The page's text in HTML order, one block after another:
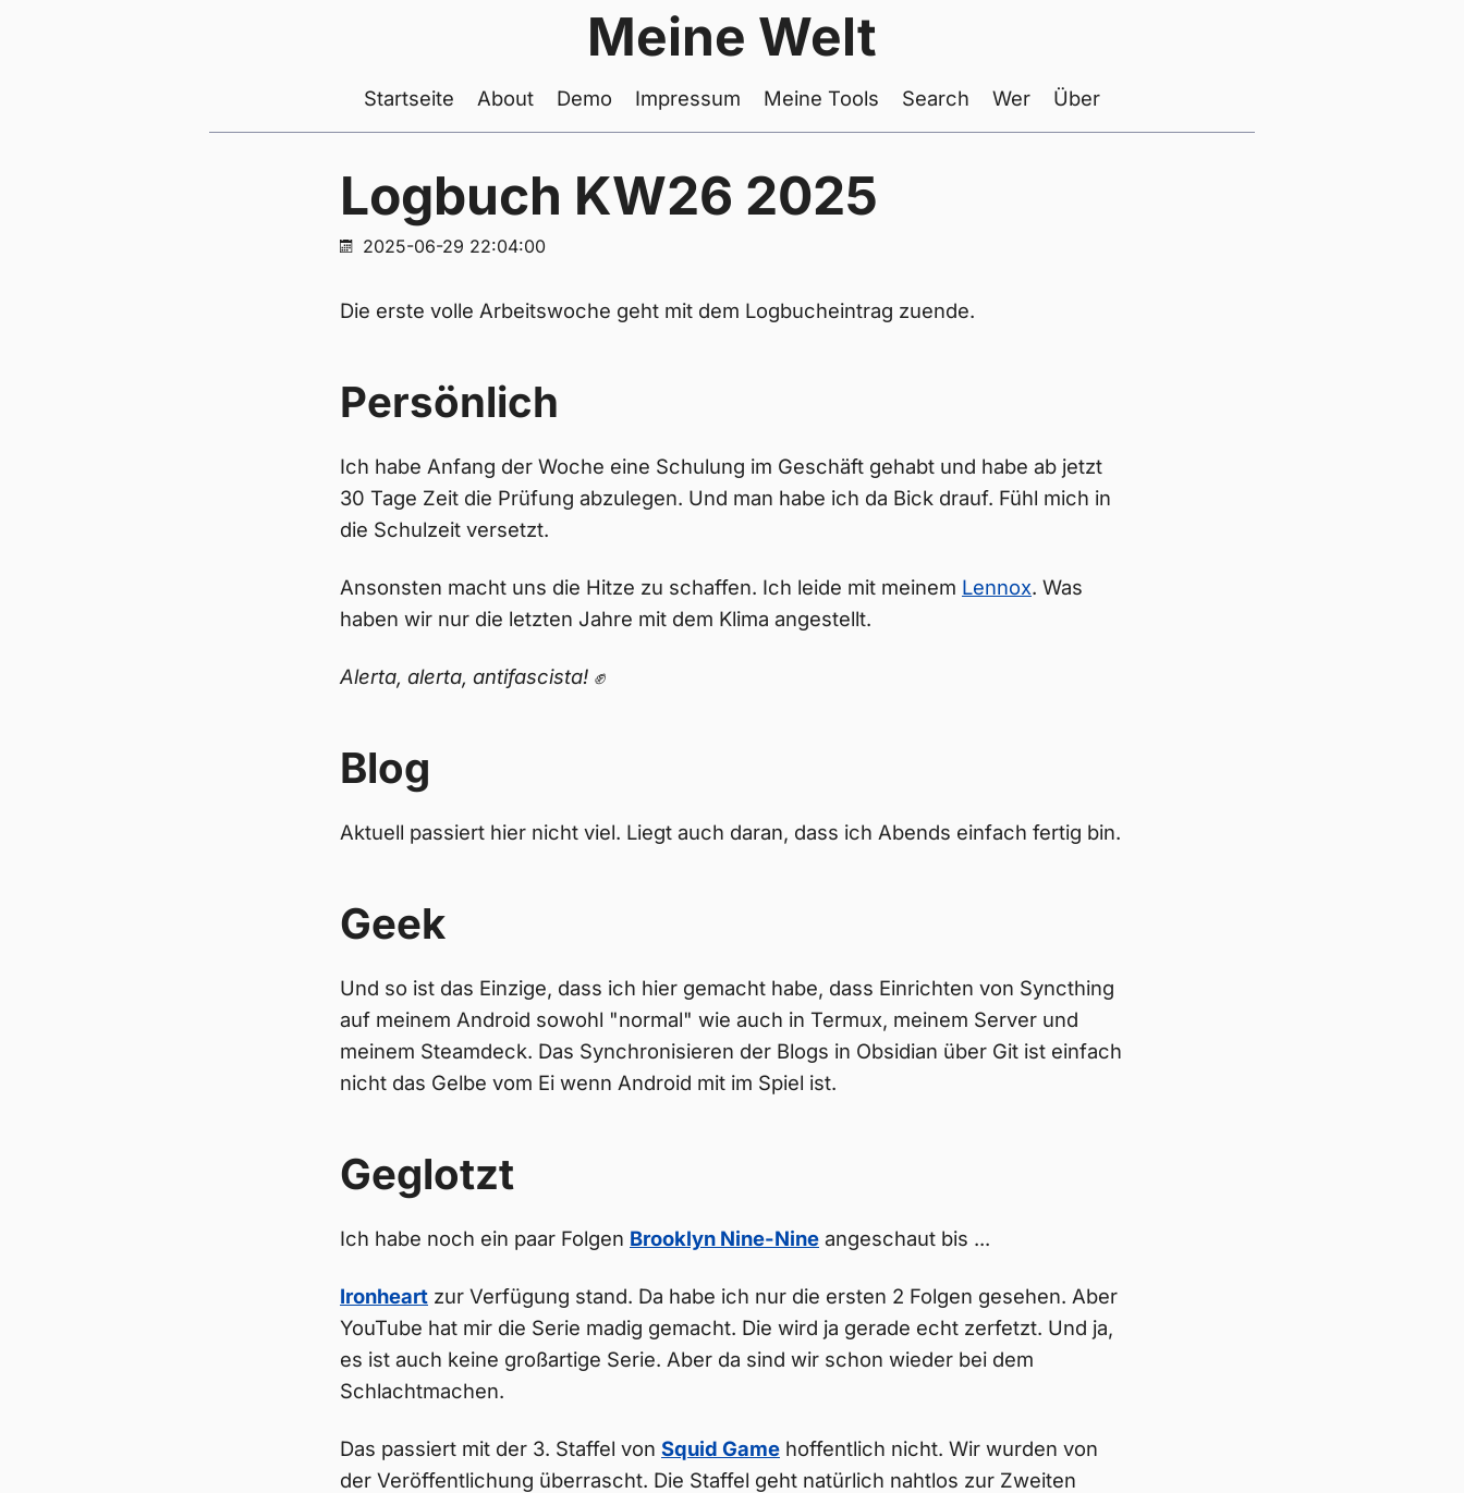
Meine Welt
Startseite About Demo Impressum Meine Tools Search Wer Über
Logbuch KW26 2025
2025-06-29 22:04:00
Die erste volle Arbeitswoche geht mit dem Logbucheintrag zuende.
Persönlich
Ich habe Anfang der Woche eine Schulung im Geschäft gehabt und habe ab jetzt
30 Tage Zeit die Prüfung abzulegen. Und man habe ich da Bick drauf. Fühl mich in
die Schulzeit versetzt.
Ansonsten macht uns die Hitze zu schaffen. Ich leide mit meinem Lennox. Was
haben wir nur die letzten Jahre mit dem Klima angestellt.
Alerta, alerta, antifascista! ✊
Blog
Aktuell passiert hier nicht viel. Liegt auch daran, dass ich Abends einfach fertig bin.
Geek
Und so ist das Einzige, dass ich hier gemacht habe, dass Einrichten von Syncthing
auf meinem Android sowohl "normal" wie auch in Termux, meinem Server und
meinem Steamdeck. Das Synchronisieren der Blogs in Obsidian über Git ist einfach
nicht das Gelbe vom Ei wenn Android mit im Spiel ist.
Geglotzt
Ich habe noch ein paar Folgen Brooklyn Nine-Nine angeschaut bis ...
Ironheart zur Verfügung stand. Da habe ich nur die ersten 2 Folgen gesehen. Aber
YouTube hat mir die Serie madig gemacht. Die wird ja gerade echt zerfetzt. Und ja,
es ist auch keine großartige Serie. Aber da sind wir schon wieder bei dem
Schlachtmachen.
Das passiert mit der 3. Staffel von Squid Game hoffentlich nicht. Wir wurden von
der Veröffentlichung überrascht. Die Staffel geht natürlich nahtlos zur Zweiten